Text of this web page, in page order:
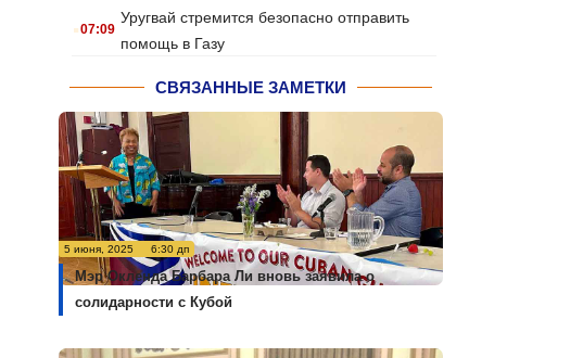
.07:09
Уругвай стремится безопасно отправить
помощь в Газу
СВЯЗАННЫЕ ЗАМЕТКИ
5 июня, 2025 6:30 дп
Мэр Окленда Барбара Ли вновь заявила о
солидарности с Кубой